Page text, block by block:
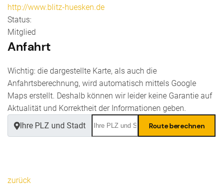
http://www.blitz-huesken.de
Status:
Mitglied
Anfahrt
Wichtig: die dargestellte Karte, als auch die
Anfahrtsberechnung, wird automatisch mittels Google
Maps erstellt. Deshalb können wir leider keine Garantie auf
Aktualität und Korrektheit der Informationen geben.
Ihre PLZ und Stadt
zurück